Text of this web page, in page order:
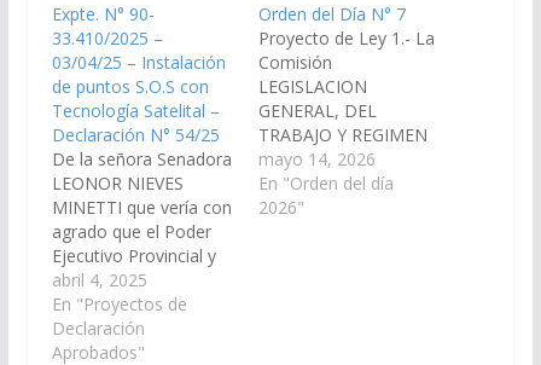
Expte. N° 90-
33.410/2025 –
03/04/25 – Instalación
de puntos S.O.S con
Tecnología Satelital –
Declaración N° 54/25
De la señora Senadora
LEONOR NIEVES
MINETTI que vería con
agrado que el Poder
Ejecutivo Provincial y
los Legisladores
Nacionales por Salta,
realicen las gestiones
necesarias ante ante la
abril 4, 2025
En "Proyectos de
Declaración
Aprobados"
Orden del Día N° 7
Proyecto de Ley 1.- La
Comisión
LEGISLACION
GENERAL, DEL
TRABAJO Y REGIMEN
PREVISIONAL, ha
considerado ha
considerado el
mayo 14, 2026
En "Orden del día
2026"